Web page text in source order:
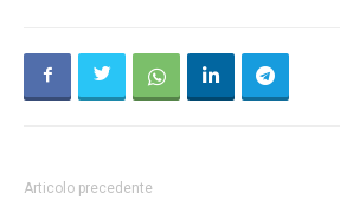
Articolo precedente